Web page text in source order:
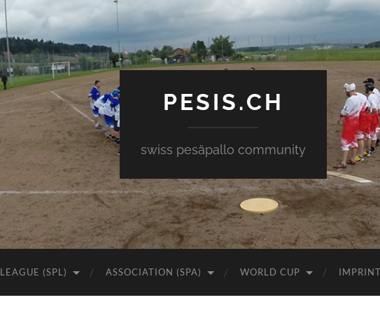
PESIS.CH
swiss pesäpallo community
LEAGUE (SPL) ASSOCIATION (SPA) WORLD CUP